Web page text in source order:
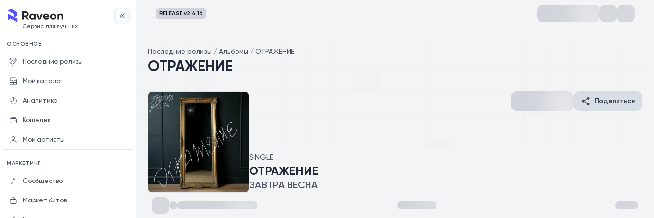
Сервис для лучших
ОСНОВНОЕ
Последние релизы
Мой каталог
Аналитика
Кошелек
Мои артисты
МАРКЕТИНГ
Сообщество
Маркет битов
RELEASE v2.4.16
Последние релизы / Альбомы / ОТРАЖЕНИЕ
ОТРАЖЕНИЕ
SINGLE
ОТРАЖЕНИЕ
ЗАВТРА ВЕСНА
Поделиться